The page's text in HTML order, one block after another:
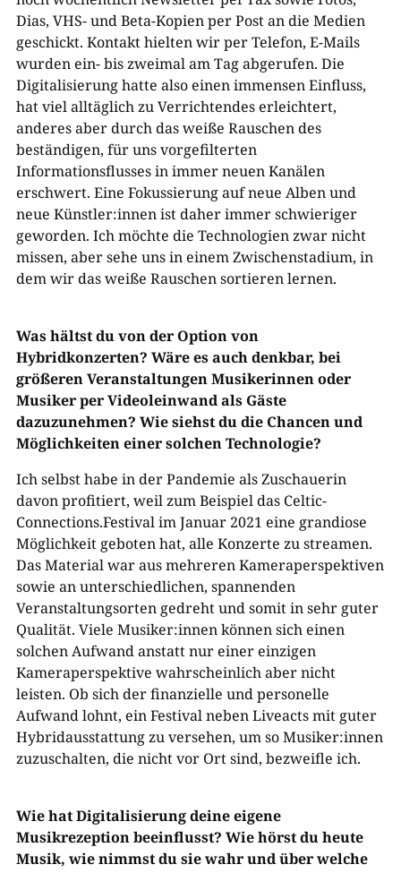
Dias, VHS- und Beta-Kopien per Post an die Medien
geschickt. Kontakt hielten wir per Telefon, E-Mails
wurden ein- bis zweimal am Tag abgerufen. Die
Digitalisierung hatte also einen immensen Einfluss,
hat viel alltäglich zu Verrichtendes erleichtert,
anderes aber durch das weiße Rauschen des
beständigen, für uns vorgefilterten
Informationsflusses in immer neuen Kanälen
erschwert. Eine Fokussierung auf neue Alben und
neue Künstler:innen ist daher immer schwieriger
geworden. Ich möchte die Technologien zwar nicht
missen, aber sehe uns in einem Zwischenstadium, in
dem wir das weiße Rauschen sortieren lernen.
Was hältst du von der Option von
Hybridkonzerten? Wäre es auch denkbar, bei
größeren Veranstaltungen Musikerinnen oder
Musiker per Videoleinwand als Gäste
dazuzunehmen? Wie siehst du die Chancen und
Möglichkeiten einer solchen Technologie?
Ich selbst habe in der Pandemie als Zuschauerin
davon profitiert, weil zum Beispiel das Celtic-
Connections.Festival im Januar 2021 eine grandiose
Möglichkeit geboten hat, alle Konzerte zu streamen.
Das Material war aus mehreren Kameraperspektiven
sowie an unterschiedlichen, spannenden
Veranstaltungsorten gedreht und somit in sehr guter
Qualität. Viele Musiker:innen können sich einen
solchen Aufwand anstatt nur einer einzigen
Kameraperspektive wahrscheinlich aber nicht
leisten. Ob sich der finanzielle und personelle
Aufwand lohnt, ein Festival neben Liveacts mit guter
Hybridausstattung zu versehen, um so Musiker:innen
zuzuschalten, die nicht vor Ort sind, bezweifle ich.
Wie hat Digitalisierung deine eigene
Musikrezeption beeinflusst? Wie hörst du heute
Musik, wie nimmst du sie wahr und über welche